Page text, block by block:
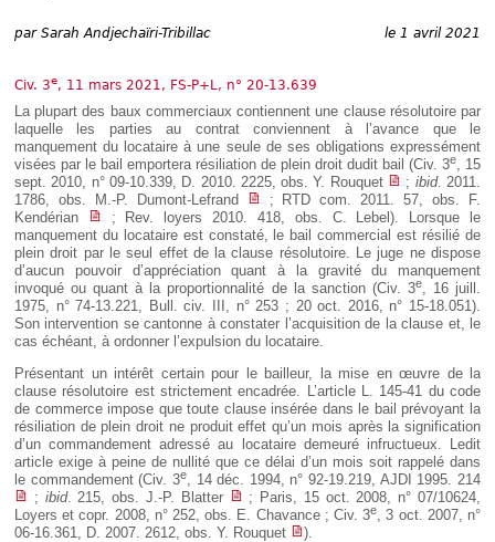
IT
par Sarah Andjechaïri-Tribillac le 1 avril 2021
Civ. 3e, 11 mars 2021, FS-P+L, n° 20-13.639
La plupart des baux commerciaux contiennent une clause résolutoire par
laquelle les parties au contrat conviennent à l’avance que le
manquement du locataire à une seule de ses obligations expressément
visées par le bail emportera résiliation de plein droit dudit bail (Civ. 3e
, 15
sept. 2010, n° 09-10.339, D. 2010. 2225, obs. Y. Rouquet
; ibid. 2011.
1786, obs. M.-P. Dumont-Lefrand
; RTD com. 2011. 57, obs. F.
Kendérian
; Rev. loyers 2010. 418, obs. C. Lebel). Lorsque le
manquement du locataire est constaté, le bail commercial est résilié de
plein droit par le seul effet de la clause résolutoire. Le juge ne dispose
d’aucun pouvoir d’appréciation quant à la gravité du manquement
invoqué ou quant à la proportionnalité de la sanction (Civ. 3e, 16 juill.
1975, n° 74-13.221, Bull. civ. III, n° 253 ; 20 oct. 2016, n° 15-18.051).
Son intervention se cantonne à constater l’acquisition de la clause et, le
cas échéant, à ordonner l’expulsion du locataire.
Présentant un intérêt certain pour le bailleur, la mise en œuvre de la
clause résolutoire est strictement encadrée. L’article L. 145-41 du code
de commerce impose que toute clause insérée dans le bail prévoyant la
résiliation de plein droit ne produit effet qu’un mois après la signification
d’un commandement adressé au locataire demeuré infructueux. Ledit
article exige à peine de nullité que ce délai d’un mois soit rappelé dans
le commandement (Civ. 3e, 14 déc. 1994, n° 92-19.219, AJDI 1995. 214
; ibid. 215, obs. J.-P. Blatter
; Paris, 15 oct. 2008, n° 07/10624,
Loyers et copr. 2008, n° 252, obs. E. Chavance ; Civ. 3e
, 3 oct. 2007, n°
06-16.361, D. 2007. 2612, obs. Y. Rouquet
).